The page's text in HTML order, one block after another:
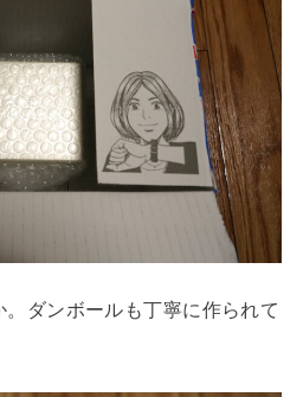
ダンボールも丁寧に作られて